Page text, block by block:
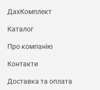
ДахКомплект
Каталог
Про компанію
Контакти
Доставка та оплата